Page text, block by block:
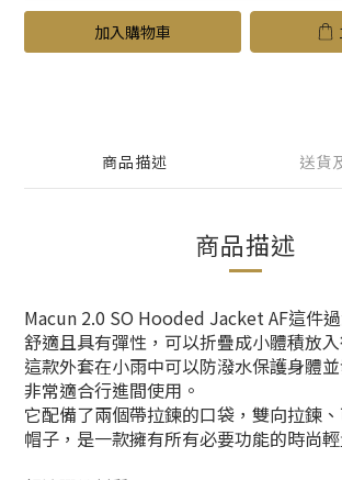
加入購物車
商品描述 送貨
商品描述
Macun 2.0 SO Hooded Jacket AF這件
舒適且具有彈性， 可以折疊成小體積放
這款外套在小雨中可以防潑水保護身體
非常適合行進間使用。
它配備了兩個帶拉鍊的口袋， 雙向拉鍊
帽子，是一款擁有所有必要功能的時尚